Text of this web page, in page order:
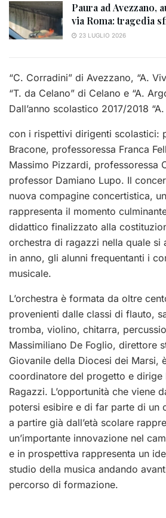
Paura ad Avezzano,
via Roma: tragedia
23 LUGLIO 2026
“C. Corradini” di Avezzano, “A.
“T. da Celano” di Celano e “A.
Dall’anno scolastico 2017/2018
con i rispettivi dirigenti scolastici:
Bracone, professoressa Franca
Massimo Pizzardi, professoressa
professor Damiano Lupo. Il
nuova compagine concertistica,
rappresenta il momento
didattico finalizzato alla
orchestra di ragazzi nella quale si
in anno, gli alunni frequentanti i
musicale.
L’orchestra è formata da oltre
provenienti dalle classi di flauto,
tromba, violino, chitarra,
Massimiliano De Foglio, direttore
Giovanile della Diocesi dei Marsi,
coordinatore del progetto e dirige
Ragazzi. L’opportunità che viene
potersi esibire e di far parte di un
a partire già dall’età scolare
un’importante innovazione nel
e in prospettiva rappresenta un
studio della musica andando
percorso di formazione.